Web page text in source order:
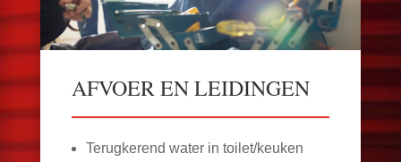
AFVOER EN LEIDINGEN
Terugkerend water in toilet/keuken